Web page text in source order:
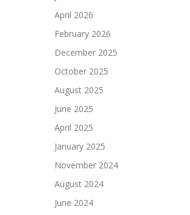
April 2026
February 2026
December 2025
October 2025
August 2025
June 2025
April 2025
January 2025
November 2024
August 2024
June 2024